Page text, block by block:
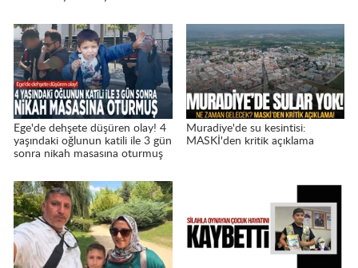
Ege'de dehşete düşüren olay! 4
yaşındaki oğlunun katili ile 3 gün
sonra nikah masasına oturmuş
Muradiye'de su kesintisi:
MASKİ'den kritik açıklama